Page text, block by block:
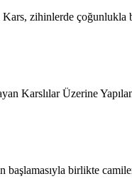
zihinlerde
Karslılar Üzerine
başlamasıyla birlikte